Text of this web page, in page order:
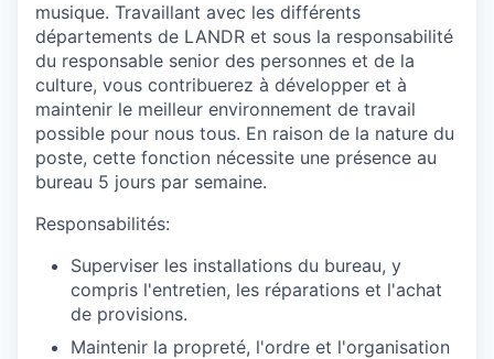
musique. Travaillant avec les différents
départements de LANDR et sous la responsabilité
du responsable senior des personnes et de la
culture, vous contribuerez à développer et à
maintenir le meilleur environnement de travail
possible pour nous tous. En raison de la nature du
poste, cette fonction nécessite une présence au
bureau 5 jours par semaine.
Responsabilités:
Superviser les installations du bureau, y
compris l'entretien, les réparations et l'achat
de provisions.
Maintenir la propreté, l'ordre et l'organisation